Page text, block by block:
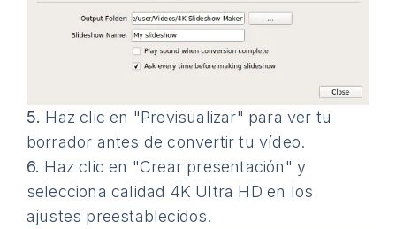
5. Haz clic en "Previsualizar" para ver tu
borrador antes de convertir tu vídeo.
6. Haz clic en "Crear presentación" y
selecciona calidad 4K Ultra HD en los
ajustes preestablecidos.